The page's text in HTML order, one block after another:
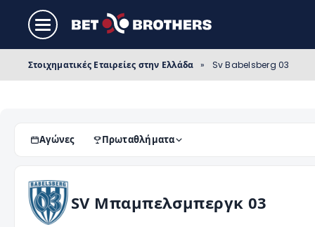
Στοιχηματικές Εταιρείες στην Ελλάδα » Sv Babelsberg 03
Αγώνες Πρωταθλήματα
SV Μπαμπελσμπεργκ 03